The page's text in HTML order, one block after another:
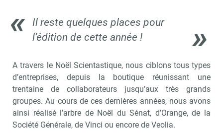
Il reste quelques places pour
l’édition de cette année !
A travers le Noël Scientastique, nous ciblons tous types
d’entreprises, depuis la boutique réunissant une
trentaine de collaborateurs jusqu’aux très grands
groupes. Au cours de ces dernières années, nous avons
ainsi réalisé l’arbre de Noël du Sénat, d’Orange, de la
Société Générale, de Vinci ou encore de Veolia.